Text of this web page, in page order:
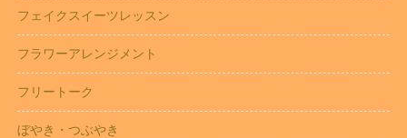
フェイクスイーツレッスン
フラワーアレンジメント
フリートーク
ぼやき・つぶやき